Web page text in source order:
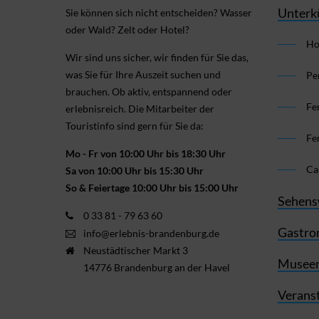
Sie können sich nicht ent­scheiden? Wasser
oder Wald? Zelt oder Hotel?
Wir sind uns sicher, wir finden für Sie das,
was Sie für Ihre Aus­zeit suchen und
brauchen. Ob aktiv, ent­spannend oder
erlebnis­reich. Die Mitarbeiter der
Touristinfo sind gern für Sie da:
Mo - Fr von 10:00 Uhr bis 18:30 Uhr
Sa von 10:00 Uhr bis 15:30 Uhr
So & Feiertage 10:00 Uhr bis 15:00 Uhr
0 33 81 - 79 63 60
info@erlebnis-brandenburg.de
Neustädtischer Markt 3
14776 Brandenburg an der Havel